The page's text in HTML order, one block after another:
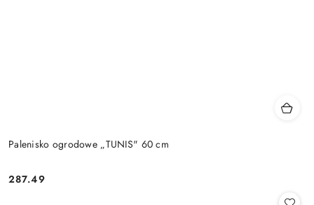
Palenisko ogrodowe „TUNIS" 60 cm
Cena:
287.49